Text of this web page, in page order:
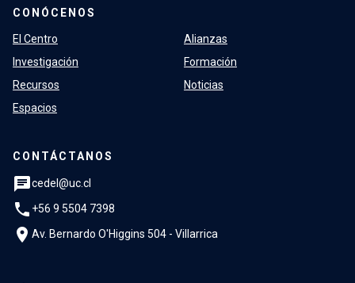
CONÓCENOS
El Centro
Investigación
Recursos
Espacios
Alianzas
Formación
Noticias
CONTÁCTANOS
chatcedel@uc.cl
phone +56 9 5504 7398
location_on Av. Bernardo O'Higgins 504 - Villarrica